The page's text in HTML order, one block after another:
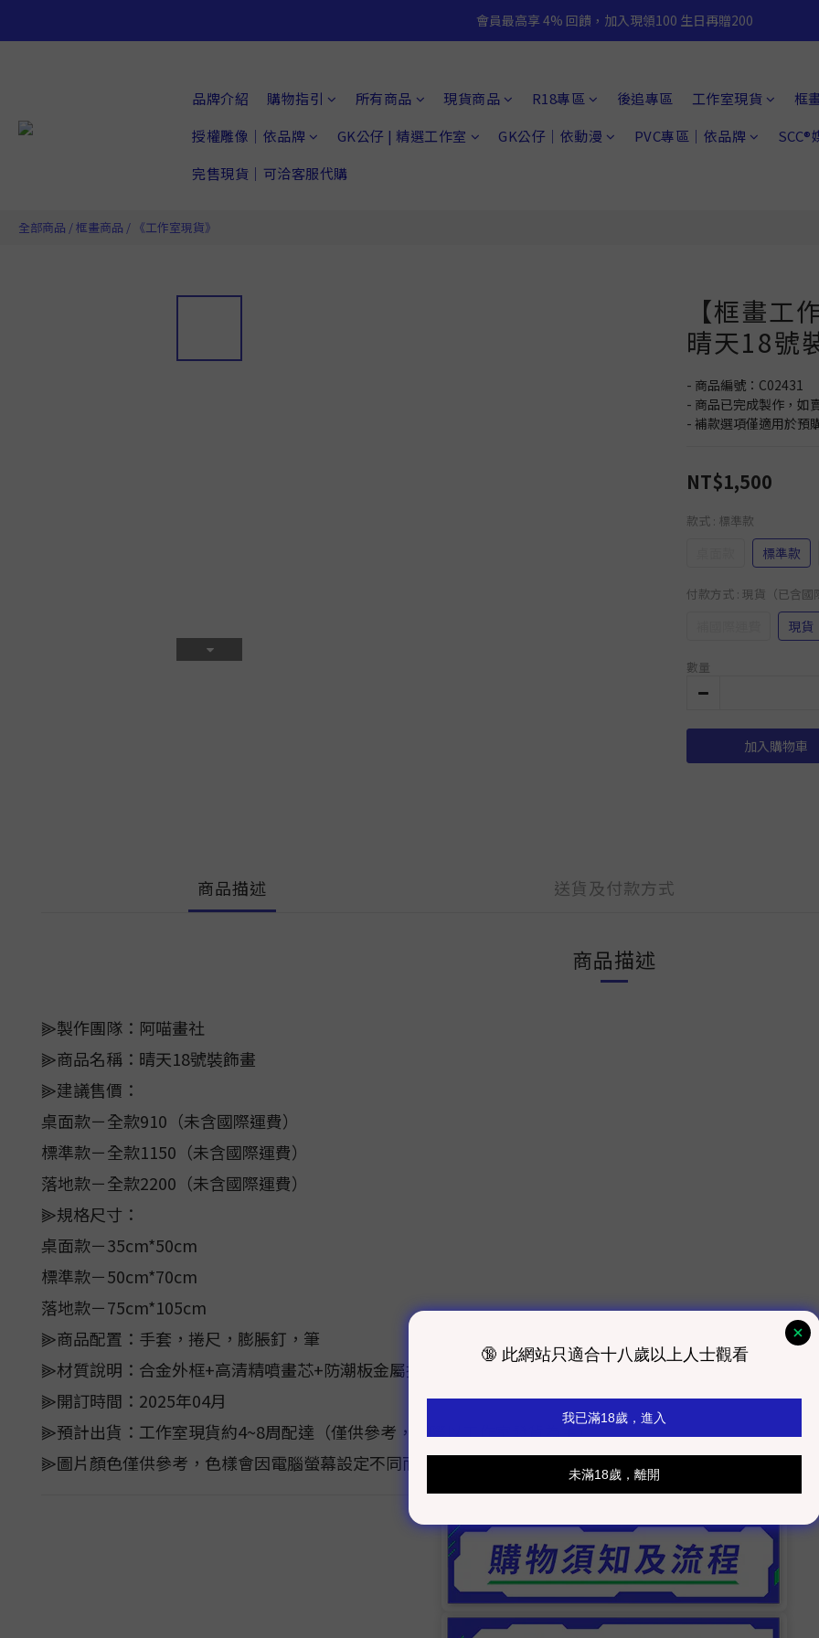
會員最高享 4% 回饋，加入現領100 生日再贈200
品牌介紹 購物指引 所有商品 現貨商品 R18專區 後追專區 工作室現貨
框
授權雕像｜依品牌
GK公仔 | 精選工作室 GK公仔｜依動漫 PVC專區｜依品牌
SCC®
完售現貨｜可洽客服代購
全部商品 /框畫商品 / 《工作室現貨》
【框畫工
晴天18號
- 商品編號：C02431
- 商品已完成製作，如
- 補款選項僅適用於預
NT$1,500
款式 : 標準款
標準款
付款方式 : 現貨（已含國
現貨
數量
加入購物車
商品描述 送貨及付款方式
商品描述
⫸製作團隊：阿喵畫社
⫸商品名稱：晴天18號裝飾畫
⫸建議售價：
桌面款－全款910（未含國際運費）
標準款－全款1150（未含國際運費）
落地款－全款2200（未含國際運費）
⫸規格尺寸：
桌面款－35cm*50cm
標準款－50cm*70cm
落地款－75cm*105cm
⫸商品配置：手套，捲尺，膨脹釘，筆
⫸材質說明：合金外框+高清精噴畫芯+防潮板金屬掛鉤
⫸開訂時間：2025年04月
⫸預計出貨：工作室現貨約4~8周配達（僅供參考，實際以工作室發貨為主）
⫸圖片顏色僅供參考，色樣會因電腦螢幕設定不同而有色差，顏色以實際商品為主